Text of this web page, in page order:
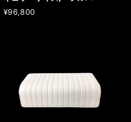
¥96,800